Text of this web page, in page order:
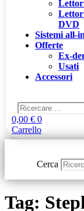
DVD
Sistemi all-
Offerte
Ex-
Usati
Accessori
0,00 € 0
Carrello
Cerca
Tag: